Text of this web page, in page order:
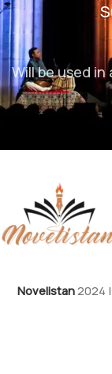
Will be used
Novelistan2024